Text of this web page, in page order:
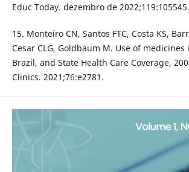
Educ Today. dezembro de 2022;119:105545.
15. Monteiro CN, Santos FTC, Costa KS,
Cesar CLG, Goldbaum M. Use of medicines
Brazil, and State Health Care Coverage,
Clinics. 2021;76:e2781.